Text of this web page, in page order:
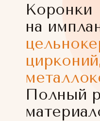
Коронки
на
Полный